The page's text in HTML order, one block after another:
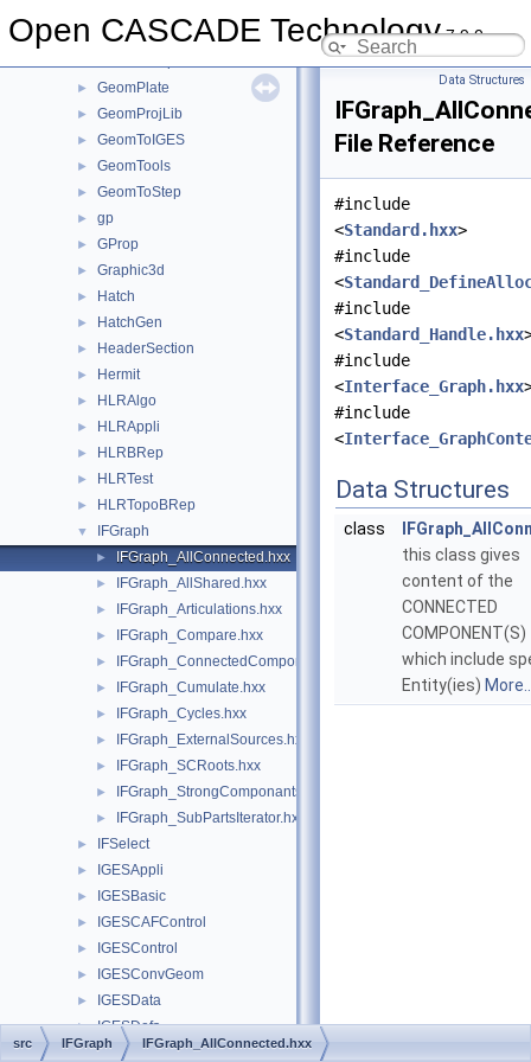
Open CASCADE Technology7.9.0
GeomliteTest
► GeomPlate
► GeomProjLib
► GeomToIGES
► GeomTools
► GeomToStep
► gp
► GProp
► Graphic3d
► Hatch
► HatchGen
► HeaderSection
► Hermit
► HLRAlgo
► HLRAppli
► HLRBRep
► HLRTest
► HLRTopoBRep
▼ IFGraph
► IFGraph_AllConnected.hxx
► IFGraph_AllShared.hxx
► IFGraph_Articulations.hxx
► IFGraph_Compare.hxx
► IFGraph_ConnectedComponants.hxx
► IFGraph_Cumulate.hxx
► IFGraph_Cycles.hxx
► IFGraph_ExternalSources.hxx
► IFGraph_SCRoots.hxx
► IFGraph_StrongComponants.hxx
► IFGraph_SubPartsIterator.hxx
► IFSelect
► IGESAppli
► IGESBasic
► IGESCAFControl
► IGESControl
► IGESConvGeom
► IGESData
► IGESDefs
► IGESDimen
Data Structures
File Reference
#include
<Standard.hxx>
#include
<
#include
<Standard_Handle.hxx
#include
<Interface_Graph.hxx
#include
<
Data Structures
class
this class gives
content of the
CONNECTED
COMPONENT(S)
which include
Entity(ies)
src IFGraph IFGraph_AllConnected.hxx